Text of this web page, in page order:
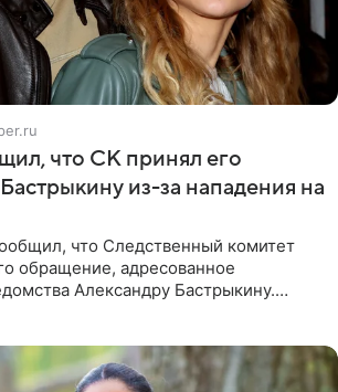
что СК принял его
из-за нападения на
что Следственный комитет
обращение, адресованное
Александру Бастрыкину.